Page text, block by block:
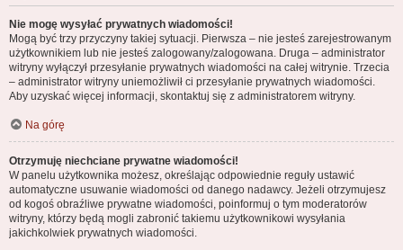
Nie mogę wysyłać prywatnych wiadomości!
Mogą być trzy przyczyny takiej sytuacji. Pierwsza – nie jesteś zarejestrowanym
użytkownikiem lub nie jesteś zalogowany/zalogowana. Druga – administrator
witryny wyłączył przesyłanie prywatnych wiadomości na całej witrynie. Trzecia
– administrator witryny uniemożliwił ci przesyłanie prywatnych wiadomości.
Aby uzyskać więcej informacji, skontaktuj się z administratorem witryny.
Na górę
Otrzymuję niechciane prywatne wiadomości!
W panelu użytkownika możesz, określając odpowiednie reguły ustawić
automatyczne usuwanie wiadomości od danego nadawcy. Jeżeli otrzymujesz
od kogoś obraźliwe prywatne wiadomości, poinformuj o tym moderatorów
witryny, którzy będą mogli zabronić takiemu użytkownikowi wysyłania
jakichkolwiek prywatnych wiadomości.